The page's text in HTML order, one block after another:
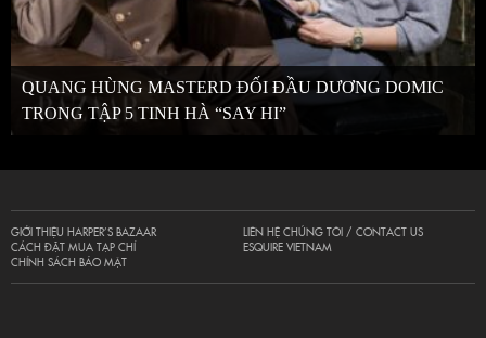
QUANG HÙNG MASTERD ĐỐI ĐẦU DƯƠNG DOMIC
TRONG TẬP 5 TINH HÀ “SAY HI”
GIỚI THIỆU HARPER’S BAZAAR
CÁCH ĐẶT MUA TẠP CHÍ
CHÍNH SÁCH BẢO MẬT
LIÊN HỆ CHÚNG TÔI / CONTACT US
ESQUIRE VIETNAM